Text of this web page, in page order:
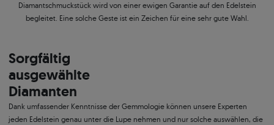
Diamantschmuckstück wird von einer ewigen Garantie auf den Edelstein
begleitet. Eine solche Geste ist ein Zeichen für eine sehr gute Wahl.
Sorgfältig
ausgewählte
Diamanten
Dank umfassender Kenntnisse der Gemmologie können unsere Experten
jeden Edelstein genau unter die Lupe nehmen und nur solche auswählen, die